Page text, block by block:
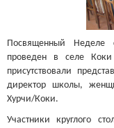
Посвященный Неделе
проведен в селе Коки
присутствовали
директор школы,
Хурчи/Коки.
Участники круглого